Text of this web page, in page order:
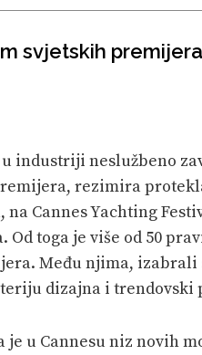
svjetskih
industriji neslužbeno
rezimira
na Cannes Yachting
Od toga je više od 50
Među njima,
dizajna i trendovski
je u Cannesu niz novih